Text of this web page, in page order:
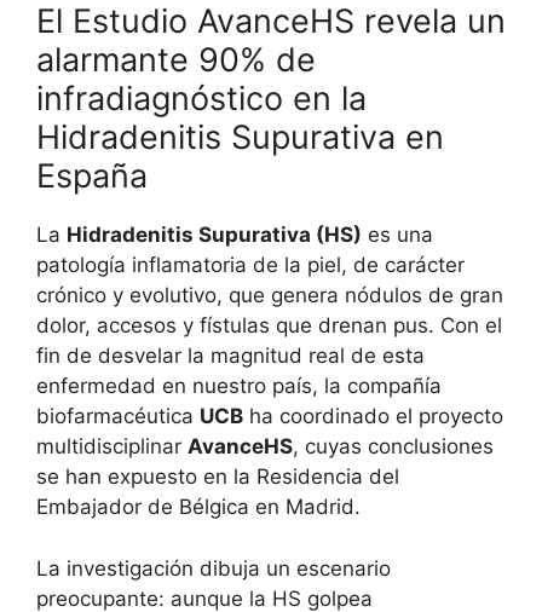
El Estudio AvanceHS revela un
alarmante 90% de
infradiagnóstico en la
Hidradenitis Supurativa en
España
La Hidradenitis Supurativa (HS) es una
patología inflamatoria de la piel, de carácter
crónico y evolutivo, que genera nódulos de gran
dolor, accesos y fístulas que drenan pus. Con el
fin de desvelar la magnitud real de esta
enfermedad en nuestro país, la compañía
biofarmacéutica UCB ha coordinado el proyecto
multidisciplinar AvanceHS, cuyas conclusiones
se han expuesto en la Residencia del
Embajador de Bélgica en Madrid.
La investigación dibuja un escenario
preocupante: aunque la HS golpea